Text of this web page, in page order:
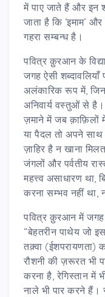
में पाए जाते हैं और इन
जाता है कि ‘इमाम’
गहरा सम्बन्ध है।
पवित्र क़ुरआन के
जगह ऐसी
अलंकारिक रूप में,
अनिवार्य वस्तुओं से
ज़माने में जब क़ाफ़िलों
या पैदल तो अपने साथ
ज़ाहिर है न खाना
जंगलों और पर्वतीय
महत्त्व असाधारण था,
करना सम्भव नहीं था,
पवित्र क़ुरआन में
“बेहतरीन पाथेय जो
तक़्वा (ईशपरायणता)
रौशनी की ज़रूरत भी
करना है, रेगिस्तान में
नाले भी पार करने हैं।